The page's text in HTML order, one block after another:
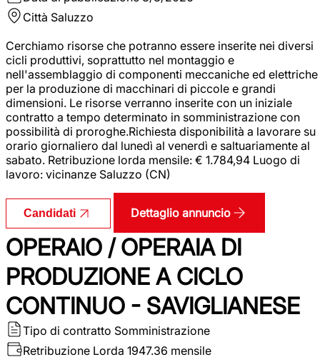
Città Saluzzo
Cerchiamo risorse che potranno essere inserite nei diversi
cicli produttivi, soprattutto nel montaggio e
nell'assemblaggio di componenti meccaniche ed elettriche
per la produzione di macchinari di piccole e grandi
dimensioni. Le risorse verranno inserite con un iniziale
contratto a tempo determinato in somministrazione con
possibilità di proroghe.Richiesta disponibilità a lavorare su
orario giornaliero dal lunedì al venerdì e saltuariamente al
sabato. Retribuzione lorda mensile: € 1.784,94 Luogo di
lavoro: vicinanze Saluzzo (CN)
Candidati Dettaglio annuncio
OPERAIO / OPERAIA DI
PRODUZIONE A CICLO
CONTINUO - SAVIGLIANESE
Tipo di contratto Somministrazione
Retribuzione Lorda 1947.36 mensile